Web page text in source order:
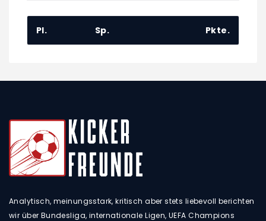
Pl. Sp. Pkte.
Analytisch, meinungsstark, kritisch aber stets liebevoll berichten
wir über Bundesliga, internationale Ligen, UEFA Champions